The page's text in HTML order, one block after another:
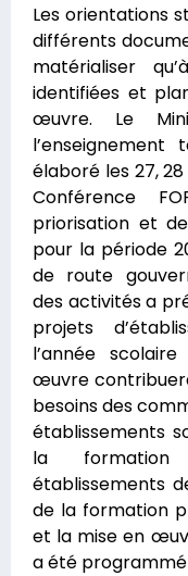
Les orientations
différents
matérialiser
identifiées et
œuvre. Le
élaboré les 27,
Conférence
priorisation et
pour la période
de route
des activités a
projets
l’année
œuvre
besoins des
établissements
la
établissements
de la formation
et la mise en
a été programmé